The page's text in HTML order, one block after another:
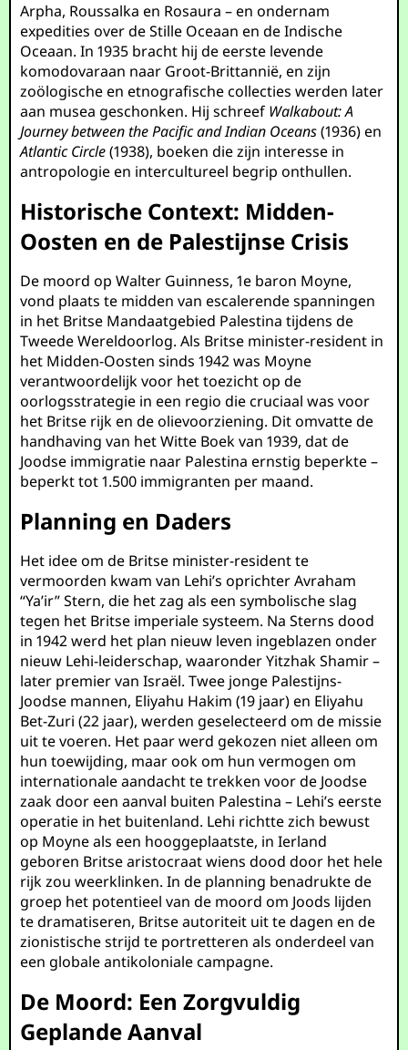
Arpha, Roussalka en Rosaura – en ondernam
expedities over de Stille Oceaan en de Indische
Oceaan. In 1935 bracht hij de eerste levende
komodovaraan naar Groot-Brittannië, en zijn
zoölogische en etnografische collecties werden later
aan musea geschonken. Hij schreef Walkabout: A
Journey between the Pacific and Indian Oceans(1936) en
Atlantic Circle(1938), boeken die zijn interesse in
antropologie en intercultureel begrip onthullen.
Historische Context: Midden-
Oosten en de Palestijnse Crisis
De moord op Walter Guinness, 1e baron Moyne,
vond plaats te midden van escalerende spanningen
in het Britse Mandaatgebied Palestina tijdens de
Tweede Wereldoorlog. Als Britse minister-resident in
het Midden-Oosten sinds 1942 was Moyne
verantwoordelijk voor het toezicht op de
oorlogsstrategie in een regio die cruciaal was voor
het Britse rijk en de olievoorziening. Dit omvatte de
handhaving van het Witte Boek van 1939, dat de
Joodse immigratie naar Palestina ernstig beperkte –
beperkt tot 1.500 immigranten per maand.
Planning en Daders
Het idee om de Britse minister-resident te
vermoorden kwam van Lehi’s oprichter Avraham
“Ya’ir” Stern, die het zag als een symbolische slag
tegen het Britse imperiale systeem. Na Sterns dood
in 1942 werd het plan nieuw leven ingeblazen onder
nieuw Lehi-leiderschap, waaronder Yitzhak Shamir –
later premier van Israël. Twee jonge Palestijns-
Joodse mannen, Eliyahu Hakim (19 jaar) en Eliyahu
Bet-Zuri (22 jaar), werden geselecteerd om de missie
uit te voeren. Het paar werd gekozen niet alleen om
hun toewijding, maar ook om hun vermogen om
internationale aandacht te trekken voor de Joodse
zaak door een aanval buiten Palestina – Lehi’s eerste
operatie in het buitenland. Lehi richtte zich bewust
op Moyne als een hooggeplaatste, in Ierland
geboren Britse aristocraat wiens dood door het hele
rijk zou weerklinken. In de planning benadrukte de
groep het potentieel van de moord om Joods lijden
te dramatiseren, Britse autoriteit uit te dagen en de
zionistische strijd te portretteren als onderdeel van
een globale antikoloniale campagne.
De Moord: Een Zorgvuldig
Geplande Aanval